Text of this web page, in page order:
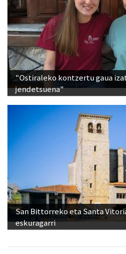
"Ostiraleko kontzertu gaua
jendetsuena"
San Bittorreko eta Santa
eskuragarri